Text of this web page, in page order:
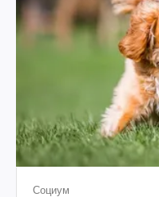
Социум